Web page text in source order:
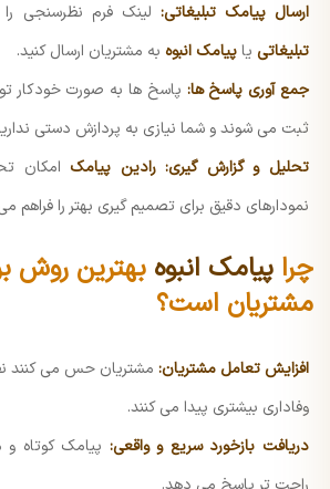
ارسال پیامک تبلیغاتی: لینک فرم نظرسنجی
تبلیغاتی یاپیامک انبوه به مشتریان ارسال کنید.
جمع آوری پاسخ ها: پاسخ ها به صورت خودکار
ثبت می شوند و شما نیازی به پردازش دستی
تحلیل و گزارش گیری: رادین پیامک امکان
نمودارهای دقیق برای تصمیم گیری بهتر را فراهم
چرا پیامک انبوه بهترین روش
مشتریان است؟
افزایش تعامل مشتریان: مشتریان حس می کنند
وفاداری بیشتری پیدا می کنند.
دریافت بازخورد سریع و واقعی: پیامک کوتاه